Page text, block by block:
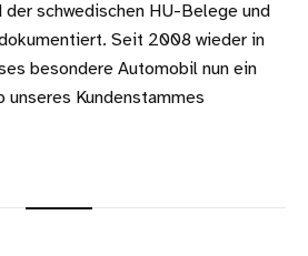
der schwedischen HU-Belege und
Seit 2008 wieder in
besondere Automobil nun ein
unseres Kundenstammes